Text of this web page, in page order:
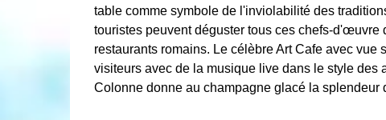
table comme symbole de l'inviolabilité des
touristes peuvent déguster tous ces chefs-
restaurants romains. Le célèbre Art Cafe avec
visiteurs avec de la musique live dans le style des
Сolonne donne au champagne glacé la splendeur